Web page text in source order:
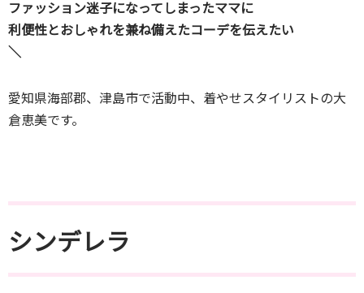
ファッション迷子になってしまったママに
利便性とおしゃれを兼ね備えたコーデを伝えたい
＼
愛知県海部郡、津島市で活動中、着やせスタイリストの大
倉恵美です。
シンデレラ